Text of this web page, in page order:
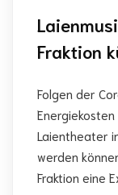
Fraktion
Folgen der
Laientheater
werden
Fraktion eine